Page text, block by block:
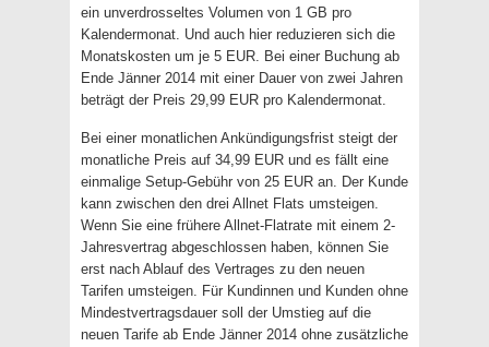
ein unverdrosseltes Volumen von 1 GB pro
Kalendermonat. Und auch hier reduzieren sich die
Monatskosten um je 5 EUR. Bei einer Buchung ab
Ende Jänner 2014 mit einer Dauer von zwei Jahren
beträgt der Preis 29,99 EUR pro Kalendermonat.
Bei einer monatlichen Ankündigungsfrist steigt der
monatliche Preis auf 34,99 EUR und es fällt eine
einmalige Setup-Gebühr von 25 EUR an. Der Kunde
kann zwischen den drei Allnet Flats umsteigen.
Wenn Sie eine frühere Allnet-Flatrate mit einem 2-
Jahresvertrag abgeschlossen haben, können Sie
erst nach Ablauf des Vertrages zu den neuen
Tarifen umsteigen. Für Kundinnen und Kunden ohne
Mindestvertragsdauer soll der Umstieg auf die
neuen Tarife ab Ende Jänner 2014 ohne zusätzliche